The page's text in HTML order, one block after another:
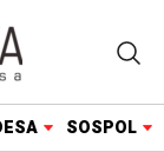
SOSPOL